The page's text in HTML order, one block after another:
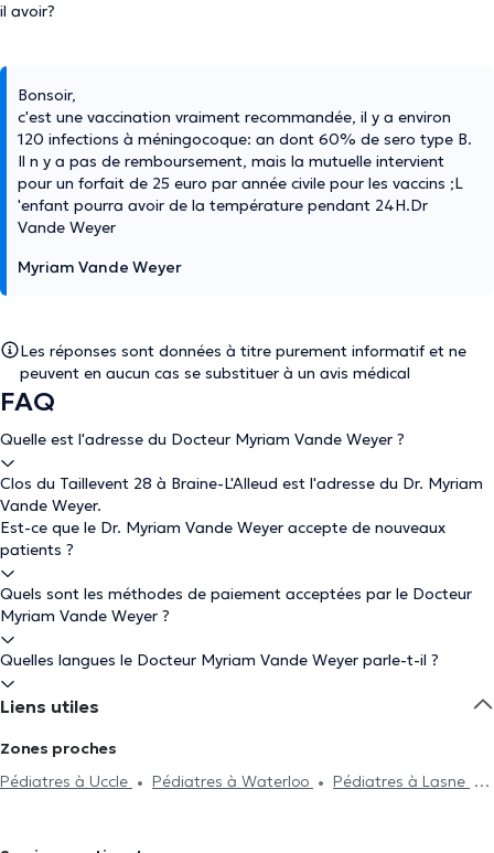
il avoir?
Bonsoir,
c'est une vaccination vraiment recommandée, il y a environ
120 infections à méningocoque: an dont 60% de sero type B.
Il n y a pas de remboursement, mais la mutuelle intervient
pour un forfait de 25 euro par année civile pour les vaccins ;L
'enfant pourra avoir de la température pendant 24H.Dr
Vande Weyer
Myriam Vande Weyer
Les réponses sont données à titre purement informatif et ne
peuvent en aucun cas se substituer à un avis médical
FAQ
Quelle est l'adresse du Docteur Myriam Vande Weyer ?
Clos du Taillevent 28 à Braine-L'Alleud est l'adresse du Dr. Myriam
Vande Weyer.
Est-ce que le Dr. Myriam Vande Weyer accepte de nouveaux
patients ?
Quels sont les méthodes de paiement acceptées par le Docteur
Myriam Vande Weyer ?
Quelles langues le Docteur Myriam Vande Weyer parle-t-il ?
Liens utiles
Zones proches
Pédiatres à Uccle
Pédiatres à Waterloo
Pédiatres à Lasne